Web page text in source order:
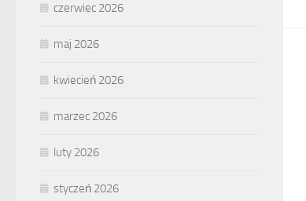
czerwiec 2026
maj 2026
kwiecień 2026
marzec 2026
luty 2026
styczeń 2026